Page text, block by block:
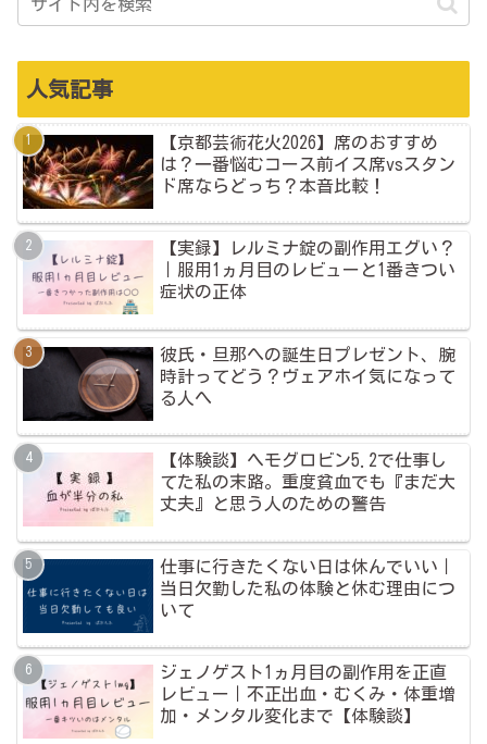
人気記事
【京都芸術花火2026】席のおすすめ
は？一番悩むコース前イス席vsスタン
ド席ならどっち？本音比較！
【実録】レルミナ錠の副作用エグい？
｜服用1ヵ月目のレビューと1番きつい
症状の正体
彼氏・旦那への誕生日プレゼント、腕
時計ってどう？ヴェアホイ気になって
る人へ
【体験談】ヘモグロビン5.2で仕事し
てた私の末路。重度貧血でも『まだ大
丈夫』と思う人のための警告
仕事に行きたくない日は休んでいい｜
当日欠勤した私の体験と休む理由につ
いて
ジェノゲスト1ヵ月目の副作用を正直
レビュー｜不正出血・むくみ・体重増
加・メンタル変化まで【体験談】